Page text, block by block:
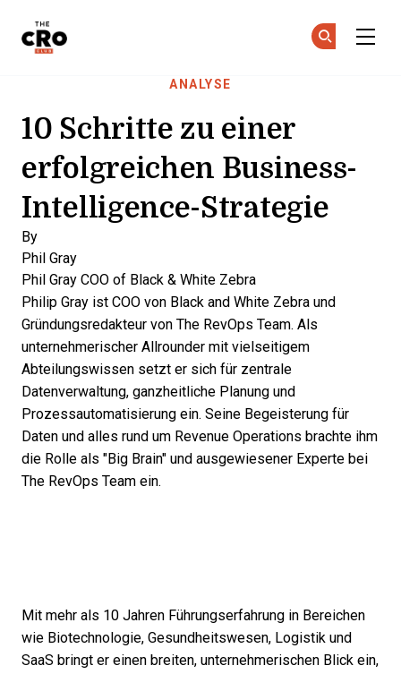
ANALYSE
10 Schritte zu einer
erfolgreichen Business-
Intelligence-Strategie
By
Phil Gray
Phil Gray COO of Black & White Zebra
Philip Gray ist COO von Black and White Zebra und
Gründungsredakteur von The RevOps Team. Als
unternehmerischer Allrounder mit vielseitigem
Abteilungswissen setzt er sich für zentrale
Datenverwaltung, ganzheitliche Planung und
Prozessautomatisierung ein. Seine Begeisterung für
Daten und alles rund um Revenue Operations brachte ihm
die Rolle als "Big Brain" und ausgewiesener Experte bei
The RevOps Team ein.
Mit mehr als 10 Jahren Führungserfahrung in Bereichen
wie Biotechnologie, Gesundheitswesen, Logistik und
SaaS bringt er einen breiten, unternehmerischen Blick ein,